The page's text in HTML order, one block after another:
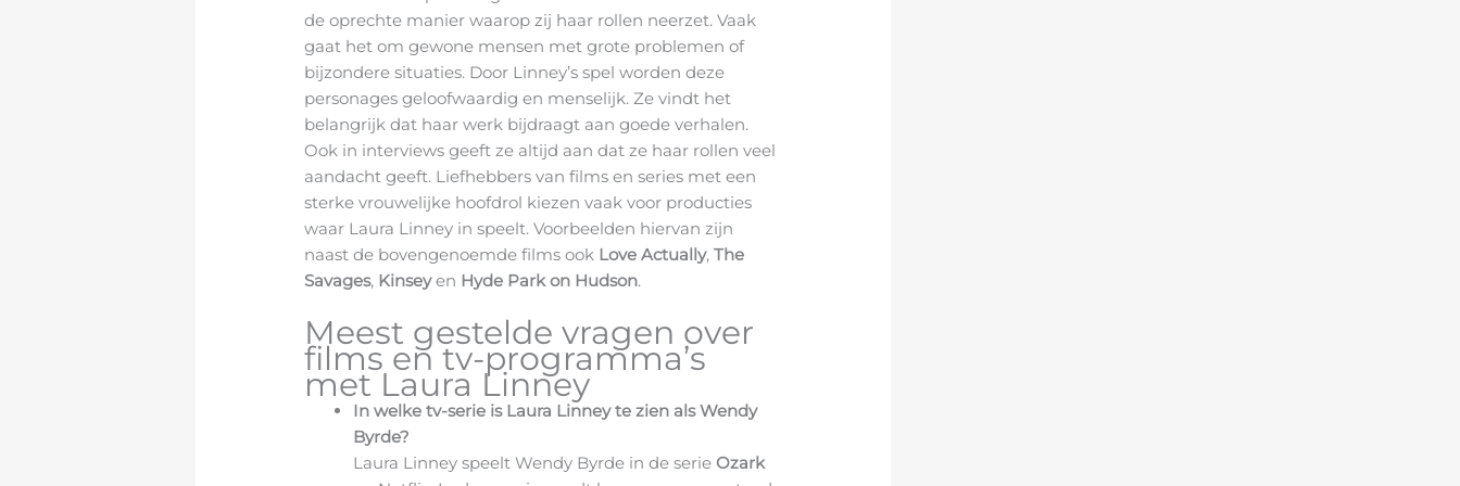
de oprechte manier waarop zij haar rollen neerzet. Vaak
gaat het om gewone mensen met grote problemen of
bijzondere situaties. Door Linney’s spel worden deze
personages geloofwaardig en menselijk. Ze vindt het
belangrijk dat haar werk bijdraagt aan goede verhalen.
Ook in interviews geeft ze altijd aan dat ze haar rollen veel
aandacht geeft. Liefhebbers van films en series met een
sterke vrouwelijke hoofdrol kiezen vaak voor producties
waar Laura Linney in speelt. Voorbeelden hiervan zijn
naast de bovengenoemde films ook Love Actually,The
Savages, Kinseyen Hyde Park on Hudson.
Meest gestelde vragen over
films en tv-programma’s
met Laura Linney
In welke tv-serie is Laura Linney te zien als Wendy
Byrde?
Laura Linney speelt Wendy Byrde in de serieOzark